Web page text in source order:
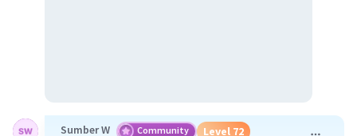
Sumber W Community Level 72